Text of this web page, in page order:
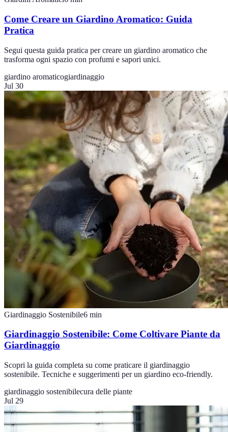
Come Creare un Giardino Aromatico: Guida
Pratica
Segui questa guida pratica per creare un giardino aromatico che
trasforma ogni spazio con profumi e sapori unici.
giardino aromaticogiardinaggio
Jul 30
Giardinaggio Sostenibile6 min
Giardinaggio Sostenibile: Come Coltivare Piante da
Giardinaggio
Scopri la guida completa su come praticare il giardinaggio
sostenibile. Tecniche e suggerimenti per un giardino eco-friendly.
giardinaggio sostenibilecura delle piante
Jul 29